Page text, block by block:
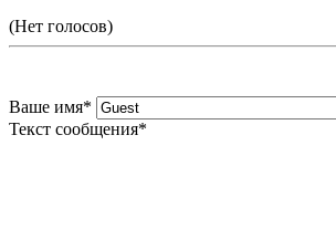
(Нет голосов)
Ваше имя*
Текст сообщения*